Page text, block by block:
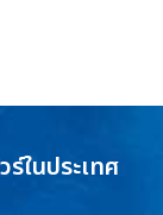
ในประเทศ